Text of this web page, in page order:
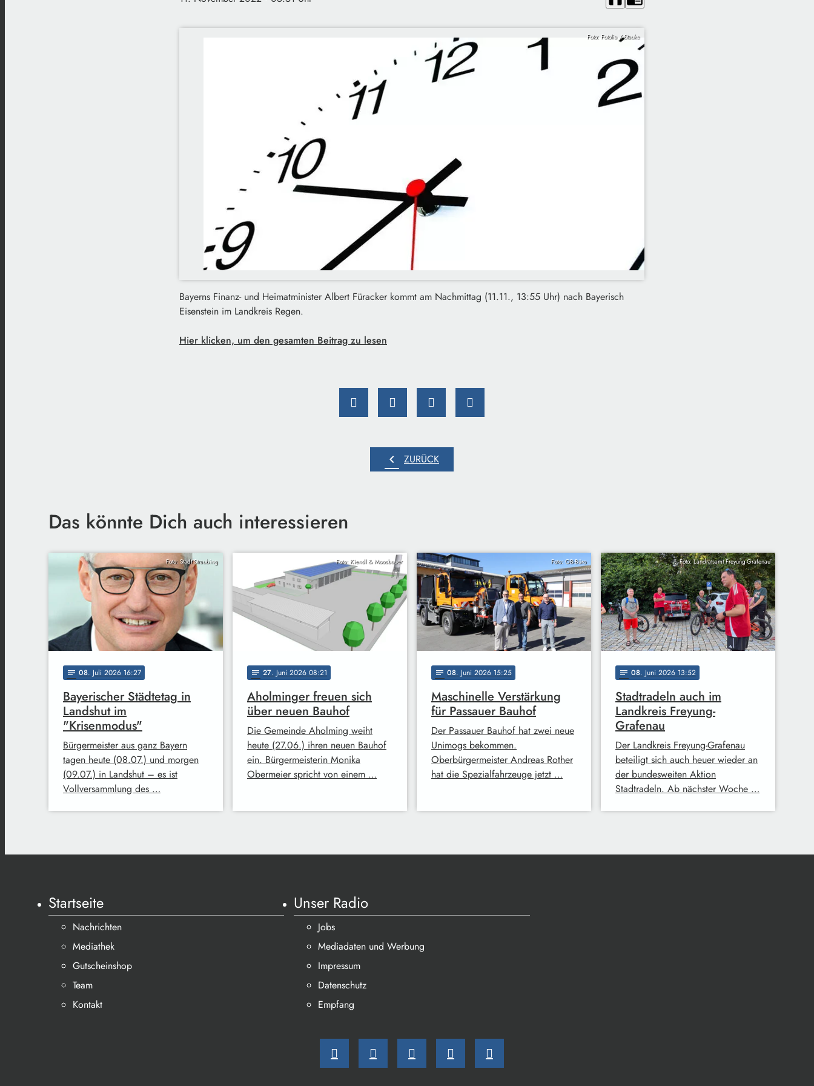
Foto: Fotolia / Stauke
Bayerns Finanz- und Heimatminister Albert Füracker kommt am Nachmittag (11.11., 13:55 Uhr) nach Bayerisch
Eisenstein im Landkreis Regen.
Hier klicken, um den gesamten Beitrag zu lesen
chevron_left ZURÜCK
Das könnte Dich auch interessieren
Foto: Stadt Straubing
notes 08. Juli 2026 16:27
Bayerischer Städtetag in
Landshut im
"Krisenmodus"
Bürgermeister aus ganz Bayern
tagen heute (08.07.) und morgen
(09.07.) in Landshut – es ist
Vollversammlung des …
Foto: Kiendl & Moosbauer
notes 27. Juni 2026 08:21
Aholminger freuen sich
über neuen Bauhof
Die Gemeinde Aholming weiht
heute (27.06.) ihren neuen Bauhof
ein. Bürgermeisterin Monika
Obermeier spricht von einem …
Foto: OB-Büro
notes 08. Juni 2026 15:25
Maschinelle Verstärkung
für Passauer Bauhof
Der Passauer Bauhof hat zwei neue
Unimogs bekommen.
Oberbürgermeister Andreas Rother
hat die Spezialfahrzeuge jetzt …
Foto: Landratsamt Freyung-Grafenau
notes 08. Juni 2026 13:52
Stadtradeln auch im
Landkreis Freyung-
Grafenau
Der Landkreis Freyung-Grafenau
beteiligt sich auch heuer wieder an
der bundesweiten Aktion
Stadtradeln. Ab nächster Woche …
Startseite
Nachrichten
Mediathek
Gutscheinshop
Team
Kontakt
Unser Radio
Jobs
Mediadaten und Werbung
Impressum
Datenschutz
Empfang